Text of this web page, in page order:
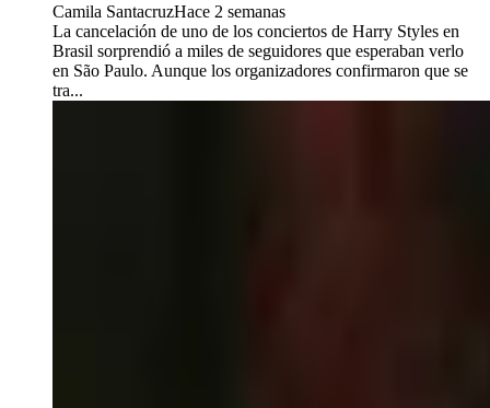
Camila SantacruzHace 2 semanas
La cancelación de uno de los conciertos de Harry Styles en
Brasil sorprendió a miles de seguidores que esperaban verlo
en São Paulo. Aunque los organizadores confirmaron que se
tra...